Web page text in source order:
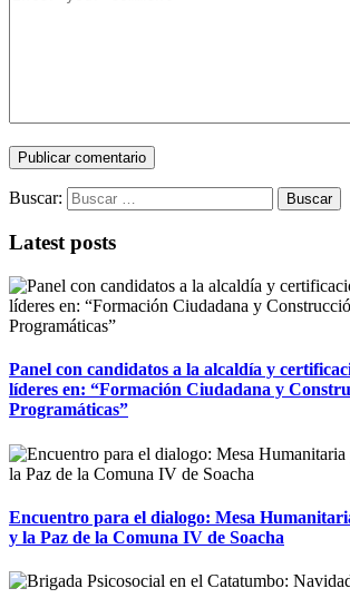
Buscar:
Latest posts
Panel con candidatos a la alcaldía y
líderes en: “Formación Ciudadana y
Programáticas”
Encuentro para el dialogo: Mesa
y la Paz de la Comuna IV de Soacha